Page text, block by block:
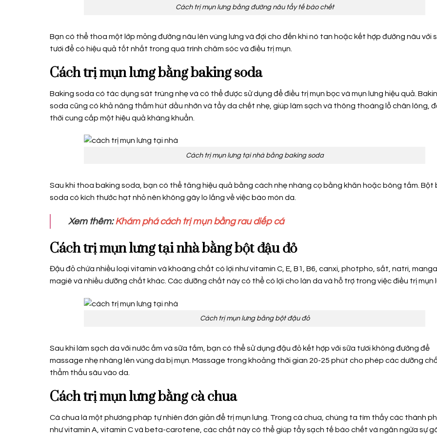
Cách trị mụn lưng bằng đường nâu tẩy tế bào chết
Bạn có thể thoa một lớp mỏng đường nâu lên vùng lưng và đợi cho đến khi nó tan hoặc kết hợp đường nâu với
tươi để có hiệu quả tốt nhất trong quá trình chăm sóc và điều trị mụn.
Cách trị mụn lưng bằng baking soda
Baking soda có tác dụng sát trùng nhẹ và có thể được sử dụng để điều trị mụn bọc và mụn lưng hiệu quả.
soda cũng có khả năng thấm hút dầu nhờn và tẩy da chết nhẹ, giúp làm sạch và thông thoáng lỗ chân lông,
thời cung cấp một hiệu quả kháng khuẩn.
Cách trị mụn lưng tại nhà bằng baking soda
Sau khi thoa baking soda, bạn có thể tăng hiệu quả bằng cách nhẹ nhàng cọ bằng khăn hoặc bông tắm. Bột
soda có kích thước hạt nhỏ nên không gây lo lắng về việc bào mòn da.
Xem thêm:Khám phá cách trị mụn bằng rau diếp cá
Cách trị mụn lưng tại nhà bằng bột đậu đỏ
Đậu đỏ chứa nhiều loại vitamin và khoáng chất có lợi như vitamin C, E, B1, B6, canxi, photpho, sắt, natri,
magiê và nhiều dưỡng chất khác. Các dưỡng chất này có thể có lợi cho làn da và hỗ trợ trong việc điều trị mụn
Cách trị mụn lưng bằng bột đậu đỏ
Sau khi làm sạch da với nước ấm và sữa tắm, bạn có thể sử dụng đậu đỏ kết hợp với sữa tươi không đường để
massage nhẹ nhàng lên vùng da bị mụn. Massage trong khoảng thời gian 20-25 phút cho phép các dưỡng
thẩm thấu sâu vào da.
Cách trị mụn lưng bằng cà chua
Cà chua là một phương pháp tự nhiên đơn giản để trị mụn lưng. Trong cà chua, chúng ta tìm thấy các thành
như vitamin A, vitamin C và beta-carotene, các chất này có thể giúp tẩy sạch tế bào chết và ngăn ngừa sự